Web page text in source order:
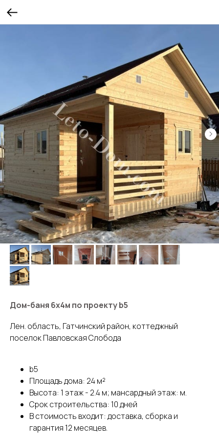
Дом-баня 6х4м по проекту b5
Лен. область, Гатчинский район, коттеджный
поселок Павловская Слобода
b5
Площадь дома: 24 м²
Высота: 1 этаж - 2.4 м; мансардный этаж: м.
Срок строительства: 10 дней
В стоимость входит: доставка, сборка и
гарантия 12 месяцев.